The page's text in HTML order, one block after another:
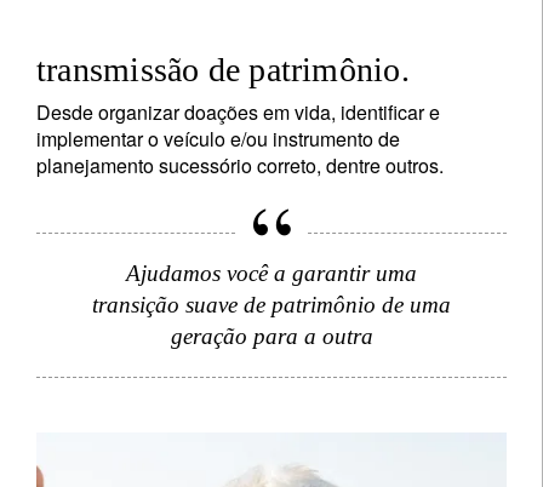
transmissão de patrimônio.
Desde organizar doações em vida, identificar e
implementar o veículo e/ou instrumento de
planejamento sucessório correto, dentre outros.
Ajudamos você a garantir uma
transição suave de patrimônio de uma
geração para a outra